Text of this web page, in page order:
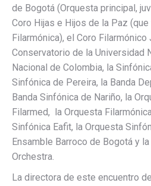
de Bogotá (Orquesta principal,
Coro Hijas e Hijos de la Paz
Filarmónica), el Coro
Conservatorio de la Universidad
Nacional de Colombia, la
Sinfónica de Pereira, la Banda
Banda Sinfónica de Nariño, la
Filarmed, la Orquesta
Sinfónica Eafit, la Orquesta
Ensamble Barroco de Bogotá y
Orchestra.
La directora de este encuentro